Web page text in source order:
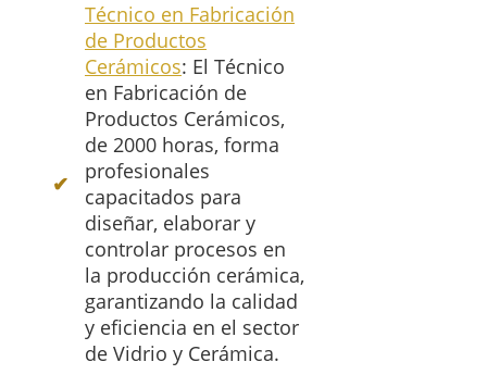
Técnico en Fabricación
de Productos
Cerámicos: El Técnico
en Fabricación de
Productos Cerámicos,
de 2000 horas, forma
profesionales
capacitados para
diseñar, elaborar y
controlar procesos en
la producción cerámica,
garantizando la calidad
y eficiencia en el sector
de Vidrio y Cerámica.